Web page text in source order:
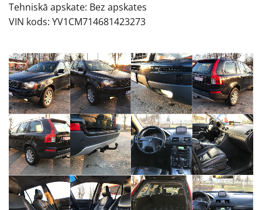
Tehniskā apskate: Bez apskates
VIN kods: YV1CM714681423273